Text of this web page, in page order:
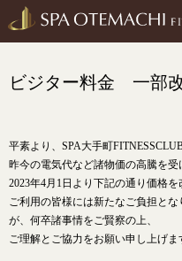
ビジター料金 一部
平素より、SPA大手町
昨今の電気代など諸物価の高騰を受
2023年4月1日より下記の通り価格
ご利用の皆様には新たなご負担と
が、何卒諸事情をご賢察の上、
ご理解とご協力をお願い申し上げま